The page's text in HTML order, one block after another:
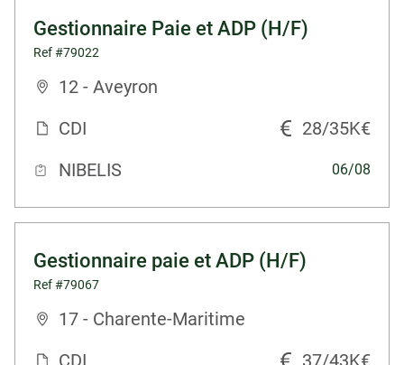
Gestionnaire Paie et ADP (H/F)
Ref #79022
12 - Aveyron
CDI
28/35K€
NIBELIS
06/08
Gestionnaire paie et ADP (H/F)
Ref #79067
17 - Charente-Maritime
CDI
37/43K€